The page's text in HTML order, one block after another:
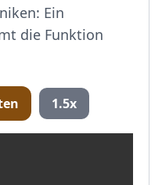
Ein
die Funktion
1.5x